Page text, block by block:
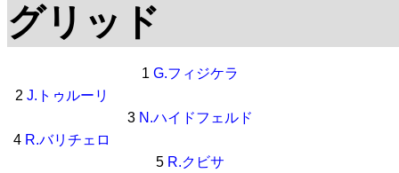
グリッド
1 G.フィジケラ
2 J.トゥルーリ
3 N.ハイドフェルド
4 R.バリチェロ
5 R.クビサ